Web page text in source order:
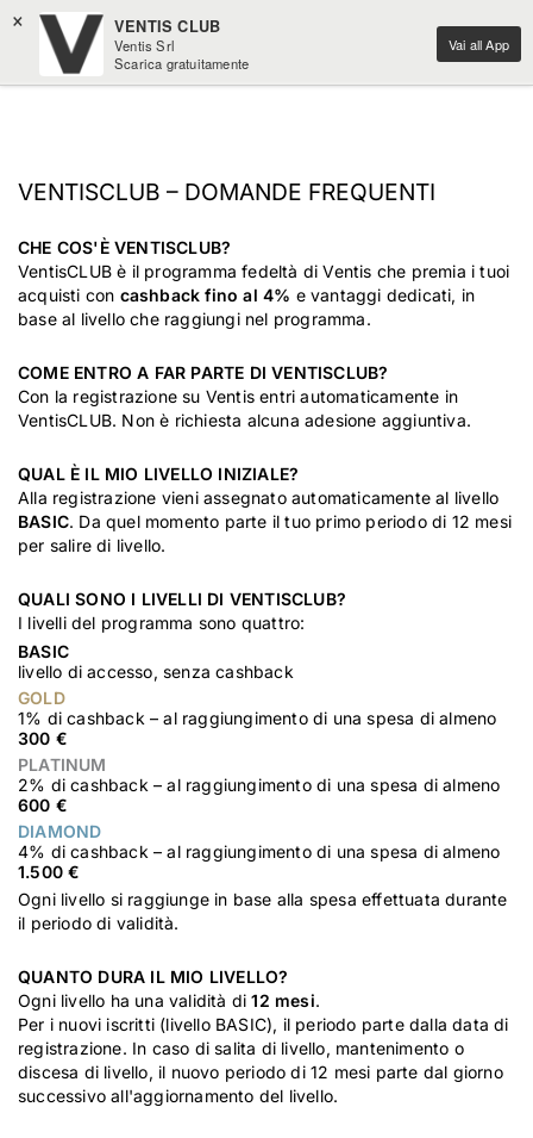
× VENTIS CLUB
Ventis Srl
Scarica gratuitamente
Vai all App
VENTISCLUB – DOMANDE FREQUENTI
CHE COS'È VENTISCLUB?
VentisCLUB è il programma fedeltà di Ventis che premia i tuoi
acquisti con cashback fino al 4% e vantaggi dedicati, in
base al livello che raggiungi nel programma.
COME ENTRO A FAR PARTE DI VENTISCLUB?
Con la registrazione su Ventis entri automaticamente in
VentisCLUB. Non è richiesta alcuna adesione aggiuntiva.
QUAL È IL MIO LIVELLO INIZIALE?
Alla registrazione vieni assegnato automaticamente al livello
BASIC. Da quel momento parte il tuo primo periodo di 12 mesi
per salire di livello.
QUALI SONO I LIVELLI DI VENTISCLUB?
I livelli del programma sono quattro:
BASIC
livello di accesso, senza cashback
GOLD
1% di cashback – al raggiungimento di una spesa di almeno
300 €
PLATINUM
2% di cashback – al raggiungimento di una spesa di almeno
600 €
DIAMOND
4% di cashback – al raggiungimento di una spesa di almeno
1.500 €
Ogni livello si raggiunge in base alla spesa effettuata durante
il periodo di validità.
QUANTO DURA IL MIO LIVELLO?
Ogni livello ha una validità di12 mesi.
Per i nuovi iscritti (livello BASIC), il periodo parte dalla data di
registrazione. In caso di salita di livello, mantenimento o
discesa di livello, il nuovo periodo di 12 mesi parte dal giorno
successivo all'aggiornamento del livello.